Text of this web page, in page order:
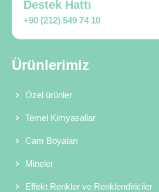
Destek Hattı
+90 (212) 549 74 10
Ürünlerimiz
Özel ürünler
Temel Kimyasallar
Cam Boyaları
Mineler
Effekt Renkler ve Renklendiriciler